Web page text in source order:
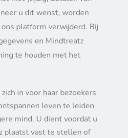
u dit wenst, worden
platform verwijderd. Bij
en Mindtreatz
te houden met het
in voor haar bezoekers
leven te leiden
mind. U dient voordat u
plaatst vast te stellen of